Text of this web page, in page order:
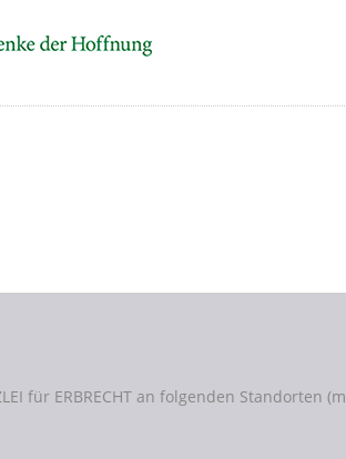
für ERBRECHT an folgenden Standorten